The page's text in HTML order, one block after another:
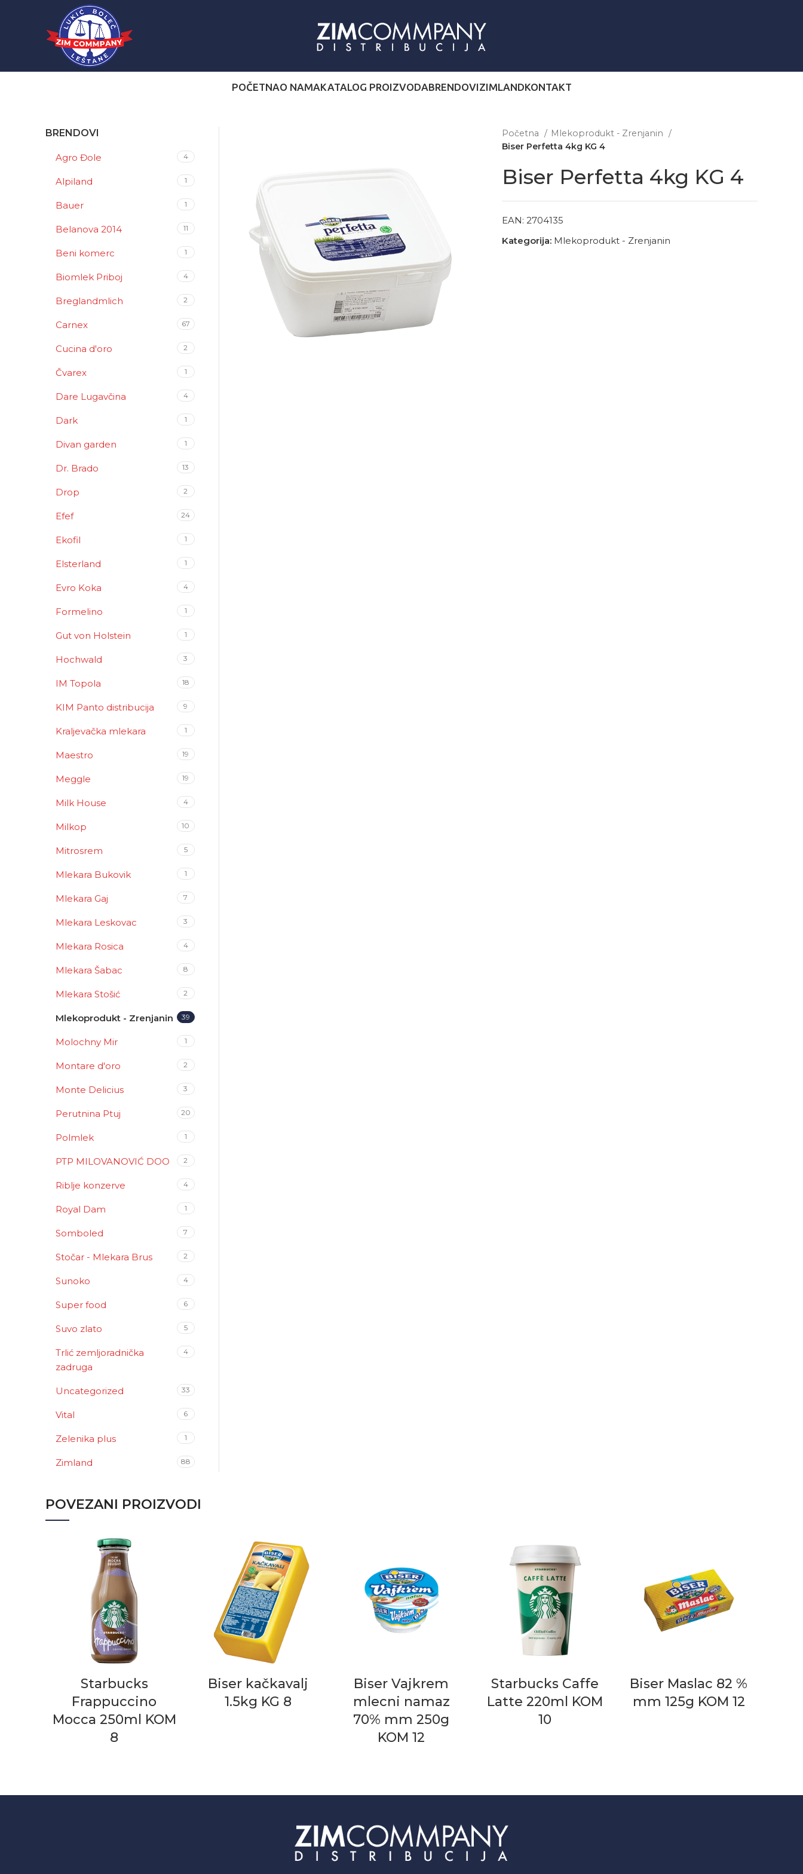
POČETNAO NAMAKATALOG PROIZVODABRENDOVIZIMLANDKONTAKT
Početna
Mlekoprodukt - Zrenjanin
Biser Perfetta 4kg KG 4
Biser Perfetta 4kg KG 4
EAN: 2704135
Kategorija: Mlekoprodukt - Zrenjanin
BRENDOVI
Agro Đole 4
Alpiland 1
Bauer 1
Belanova 2014 11
Beni komerc 1
Biomlek Priboj 4
Breglandmlich 2
Carnex 67
Cucina d'oro 2
Čvarex 1
Dare Lugavčina 4
Dark 1
Divan garden 1
Dr. Brado 13
Drop 2
Efef 24
Ekofil 1
Elsterland 1
Evro Koka 4
Formelino 1
Gut von Holstein 1
Hochwald 3
IM Topola 18
KIM Panto distribucija 9
Kraljevačka mlekara 1
Maestro 19
Meggle 19
Milk House 4
Milkop 10
Mitrosrem 5
Mlekara Bukovik 1
Mlekara Gaj 7
Mlekara Leskovac 3
Mlekara Rosica 4
Mlekara Šabac 8
Mlekara Stošić 2
Mlekoprodukt - Zrenjanin 39
Molochny Mir 1
Montare d'oro 2
Monte Delicius 3
Perutnina Ptuj 20
Polmlek 1
PTP MILOVANOVIĆ DOO 2
Riblje konzerve 4
Royal Dam 1
Somboled 7
Stočar - Mlekara Brus 2
Sunoko 4
Super food 6
Suvo zlato 5
Trlić zemljoradnička
zadruga
4
Uncategorized 33
Vital 6
Zelenika plus 1
Zimland 88
POVEZANI PROIZVODI
Starbucks
Frappuccino
Mocca 250ml KOM
8
Biser kačkavalj
1.5kg KG 8
Biser Vajkrem
mlecni namaz
70% mm 250g
KOM 12
Starbucks Caffe
Latte 220ml KOM
10
Biser Maslac 82 %
mm 125g KOM 12